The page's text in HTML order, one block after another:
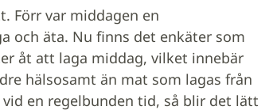
Förr var middagen en
och äta. Nu finns det enkäter som
åt att laga middag, vilket innebär
hälsosamt än mat som lagas från
en regelbunden tid, så blir det lätt